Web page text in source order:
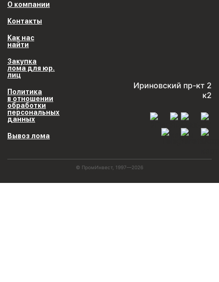
О компании
Контакты
Как нас
найти
Закупка
лома для юр.
лиц
Политика
в отношении
обработки
персональных
данных
Вывоз лома
Ириновский пр-кт 2
к2
© ПромИнвест, 1997—2026